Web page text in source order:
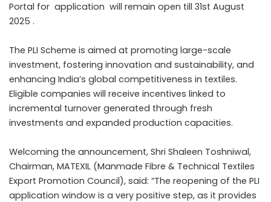
Portal for application will remain open till 31st August
2025 .
The PLI Scheme is aimed at promoting large-scale
investment, fostering innovation and sustainability, and
enhancing India’s global competitiveness in textiles.
Eligible companies will receive incentives linked to
incremental turnover generated through fresh
investments and expanded production capacities.
Welcoming the announcement, Shri Shaleen Toshniwal,
Chairman, MATEXIL (Manmade Fibre & Technical Textiles
Export Promotion Council), said: “The reopening of the PLI
application window is a very positive step, as it provides